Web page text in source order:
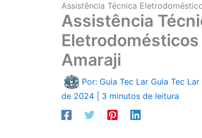
Assistência Técnica
Assistência
Eletrodomésticos
Amaraji
Por: Guia Tec Lar Guia Tec Lar
de 2024
3 minutos de leitura